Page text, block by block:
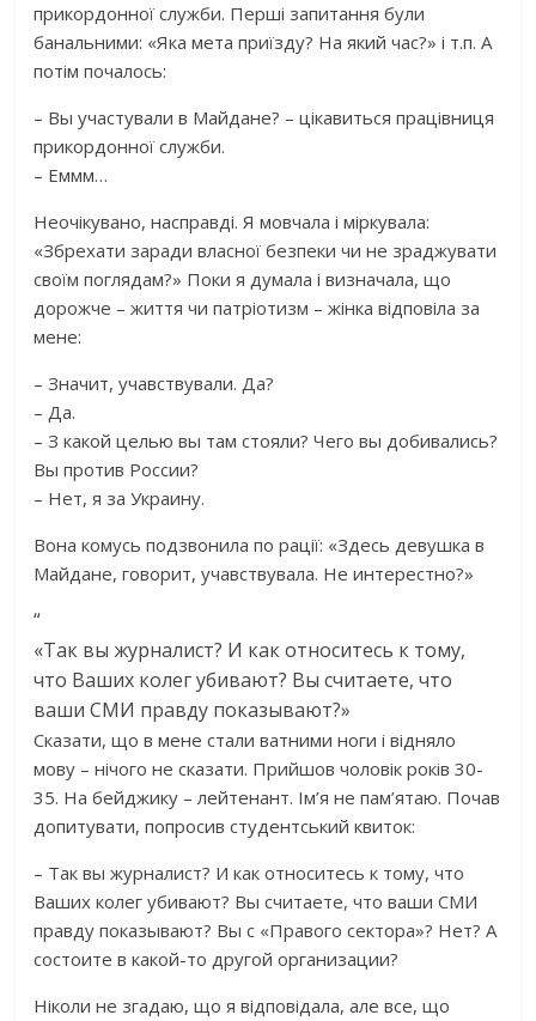
прикордонної служби. Перші запитання були
банальними: «Яка мета приїзду? На який час?» і т.п. А
потім почалось:
– Вы участували в Майдане? – цікавиться працівниця
прикордонної служби.
– Еммм…
Неочікувано, насправді. Я мовчала і міркувала:
«Збрехати заради власної безпеки чи не зраджувати
своїм поглядам?» Поки я думала і визначала, що
дорожче – життя чи патріотизм – жінка відповіла за
мене:
– Значит, учавствували. Да?
– Да.
– З какой целью вы там стояли? Чего вы добивались?
Вы против России?
– Нет, я за Украину.
Вона комусь подзвонила по рації: «Здесь девушка в
Майдане, говорит, учавствувала. Не интерестно?»
“
«Так вы журналист? И как относитесь к тому,
что Ваших колег убивают? Вы считаете, что
ваши СМИ правду показывают?»
Сказати, що в мене стали ватними ноги і відняло
мову – нічого не сказати. Прийшов чоловік років 30-
35. На бейджику – лейтенант. Ім’я не пам’ятаю. Почав
допитувати, попросив студентський квиток:
– Так вы журналист? И как относитесь к тому, что
Ваших колег убивают? Вы считаете, что ваши СМИ
правду показывают? Вы с «Правого сектора»? Нет? А
состоите в какой-то другой организации?
Ніколи не згадаю, що я відповідала, але все, що